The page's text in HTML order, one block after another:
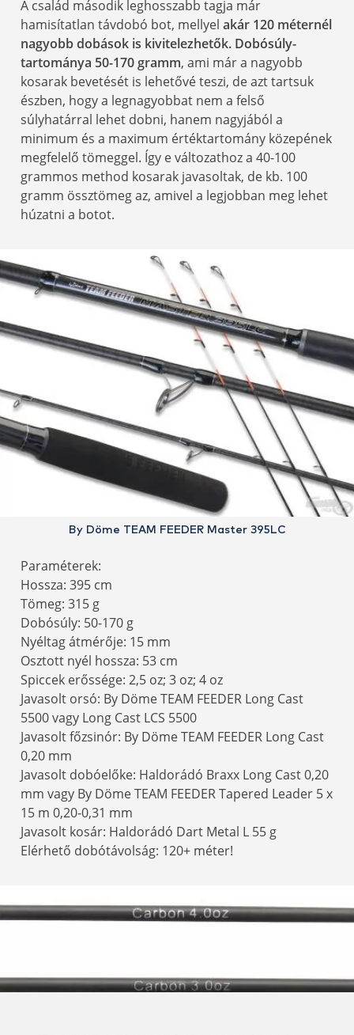
A család második leghosszabb tagja már
hamisítatlan távdobó bot, mellyel akár 120 méternél
nagyobb dobások is kivitelezhetők. Dobósúly-
tartománya 50-170 gramm, ami már a nagyobb
kosarak bevetését is lehetővé teszi, de azt tartsuk
észben, hogy a legnagyobbat nem a felső
súlyhatárral lehet dobni, hanem nagyjából a
minimum és a maximum értéktartomány közepének
megfelelő tömeggel. Így e változathoz a 40-100
grammos method kosarak javasoltak, de kb. 100
gramm össztömeg az, amivel a legjobban meg lehet
húzatni a botot.
By Döme TEAM FEEDER Master 395LC
Paraméterek:
Hossza: 395 cm
Tömeg: 315 g
Dobósúly: 50-170 g
Nyéltag átmérője: 15 mm
Osztott nyél hossza: 53 cm
Spiccek erőssége: 2,5 oz; 3 oz; 4 oz
Javasolt orsó: By Döme TEAM FEEDER Long Cast
5500 vagy Long Cast LCS 5500
Javasolt főzsinór: By Döme TEAM FEEDER Long Cast
0,20 mm
Javasolt dobóelőke: Haldorádó Braxx Long Cast 0,20
mm vagy By Döme TEAM FEEDER Tapered Leader 5 x
15 m 0,20-0,31 mm
Javasolt kosár: Haldorádó Dart Metal L 55 g
Elérhető dobótávolság: 120+ méter!